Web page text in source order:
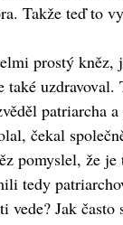
Takže teď to
prostý
také
patriarcha
čekal
pomyslel, že
tedy
vede? Jak